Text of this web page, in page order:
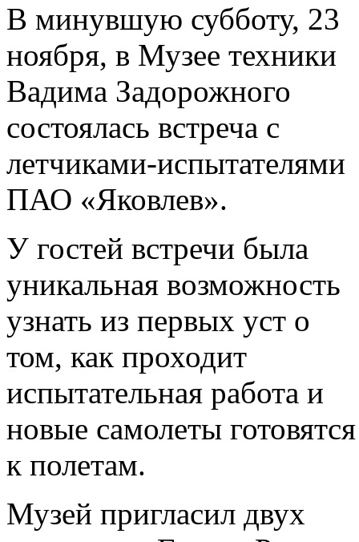
В минувшую субботу, 23
ноября, в Музее техники
Вадима Задорожного
состоялась встреча с
летчиками-испытателями
ПАО «Яковлев».
У гостей встречи была
уникальная возможность
узнать из первых уст о
том, как проходит
испытательная работа и
новые самолеты готовятся
к полетам.
Музей пригласил двух